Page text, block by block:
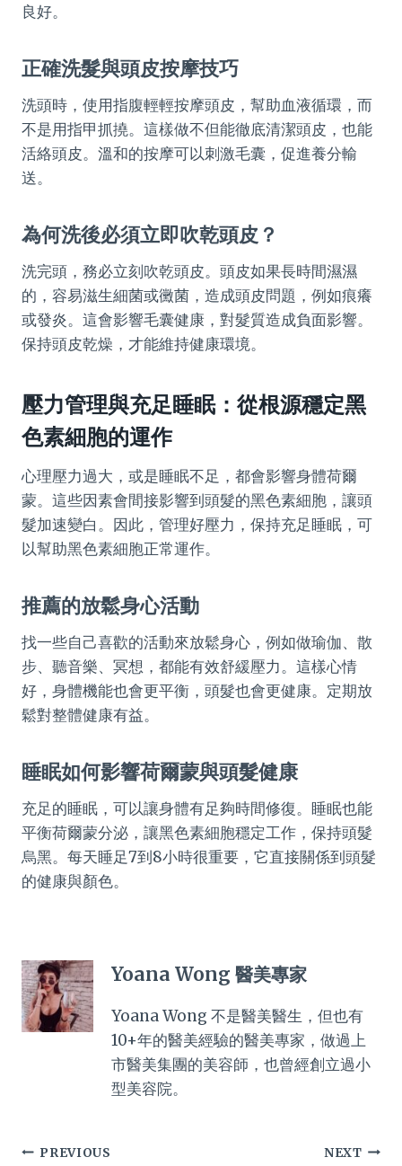
良好。
正確洗髮與頭皮按摩技巧
洗頭時，使用指腹輕輕按摩頭皮，幫助血液循環，而
不是用指甲抓撓。這樣做不但能徹底清潔頭皮，也能
活絡頭皮。溫和的按摩可以刺激毛囊，促進養分輸
送。
為何洗後必須立即吹乾頭皮？
洗完頭，務必立刻吹乾頭皮。頭皮如果長時間濕濕
的，容易滋生細菌或黴菌，造成頭皮問題，例如痕癢
或發炎。這會影響毛囊健康，對髮質造成負面影響。
保持頭皮乾燥，才能維持健康環境。
壓力管理與充足睡眠：從根源穩定黑
色素細胞的運作
心理壓力過大，或是睡眠不足，都會影響身體荷爾
蒙。這些因素會間接影響到頭髮的黑色素細胞，讓頭
髮加速變白。因此，管理好壓力，保持充足睡眠，可
以幫助黑色素細胞正常運作。
推薦的放鬆身心活動
找一些自己喜歡的活動來放鬆身心，例如做瑜伽、散
步、聽音樂、冥想，都能有效舒緩壓力。這樣心情
好，身體機能也會更平衡，頭髮也會更健康。定期放
鬆對整體健康有益。
睡眠如何影響荷爾蒙與頭髮健康
充足的睡眠，可以讓身體有足夠時間修復。睡眠也能
平衡荷爾蒙分泌，讓黑色素細胞穩定工作，保持頭髮
烏黑。每天睡足7到8小時很重要，它直接關係到頭髮
的健康與顏色。
Yoana Wong 醫美專家
Yoana Wong 不是醫美醫生，但也有
10+年的醫美經驗的醫美專家，做過上
市醫美集團的美容師，也曾經創立過小
型美容院。
Post
PREVIOUS NEXT